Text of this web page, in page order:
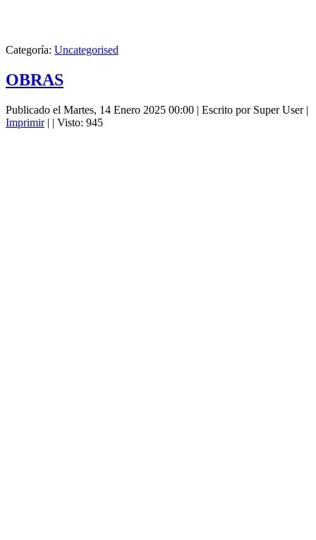
Categoría: Uncategorised
OBRAS
Publicado el Martes, 14 Enero 2025 00:00 | Escrito por Super User|
Imprimir| | Visto: 945